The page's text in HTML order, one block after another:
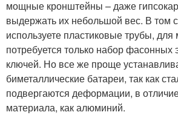
мощные кронштейны – даже
выдержать их небольшой вес. В том
используете пластиковые трубы,
потребуется только набор фасонных
ключей. Но все же проще
биметаллические батареи, так как
подвергаются деформации, в отличие
материала, как алюминий.